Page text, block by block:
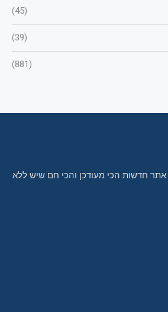
(45)
(39)
(881)
חדשות הכי מעודכן והכי חם שיש ללא